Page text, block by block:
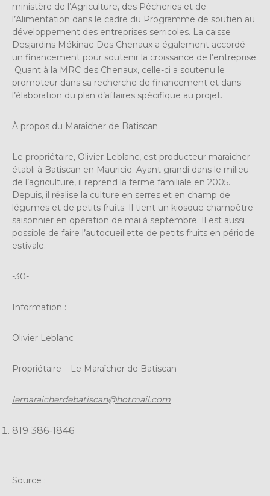
ministère de l’Agriculture, des Pêcheries et de
l’Alimentation dans le cadre du Programme de soutien au
développement des entreprises serricoles. La caisse
Desjardins Mékinac-Des Chenaux a également accordé
un financement pour soutenir la croissance de l’entreprise.
Quant à la MRC des Chenaux, celle-ci a soutenu le
promoteur dans sa recherche de financement et dans
l’élaboration du plan d’affaires spécifique au projet.
À propos du Maraîcher de Batiscan
Le propriétaire, Olivier Leblanc, est producteur maraîcher
établi à Batiscan en Mauricie. Ayant grandi dans le milieu
de l’agriculture, il reprend la ferme familiale en 2005.
Depuis, il réalise la culture en serres et en champ de
légumes et de petits fruits. Il tient un kiosque champêtre
saisonnier en opération de mai à septembre. Il est aussi
possible de faire l’autocueillette de petits fruits en période
estivale.
-30-
Information :
Olivier Leblanc
Propriétaire – Le Maraîcher de Batiscan
lemaraicherdebatiscan@hotmail.com
819 386-1846
Source :